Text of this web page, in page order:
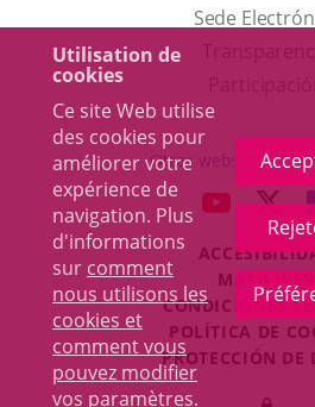
Utilisation de
cookies
Ce site Web utilise
des cookies pour
améliorer votre
expérience de
navigation. Plus
d'informations
sur comment
nous utilisons les
cookies et
comment vous
pouvez modifier
vos paramètres.
Sede
Otras webs del
ENLACE
UNA
A
MAPA WEB
CONDICIONES
POLÍTICA DE
PROTECCIÓN DE
Iniciar